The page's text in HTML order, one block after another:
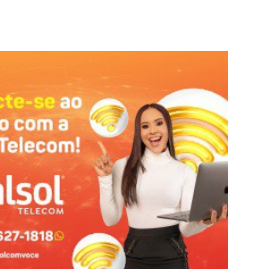
por pacientes que fazem tratamentos
foi possível depois de recursos
federal Aguinaldo Ribeiro (PP).